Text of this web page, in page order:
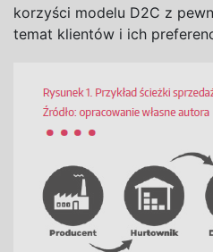
korzyści modelu D2C z
temat klientów i ich